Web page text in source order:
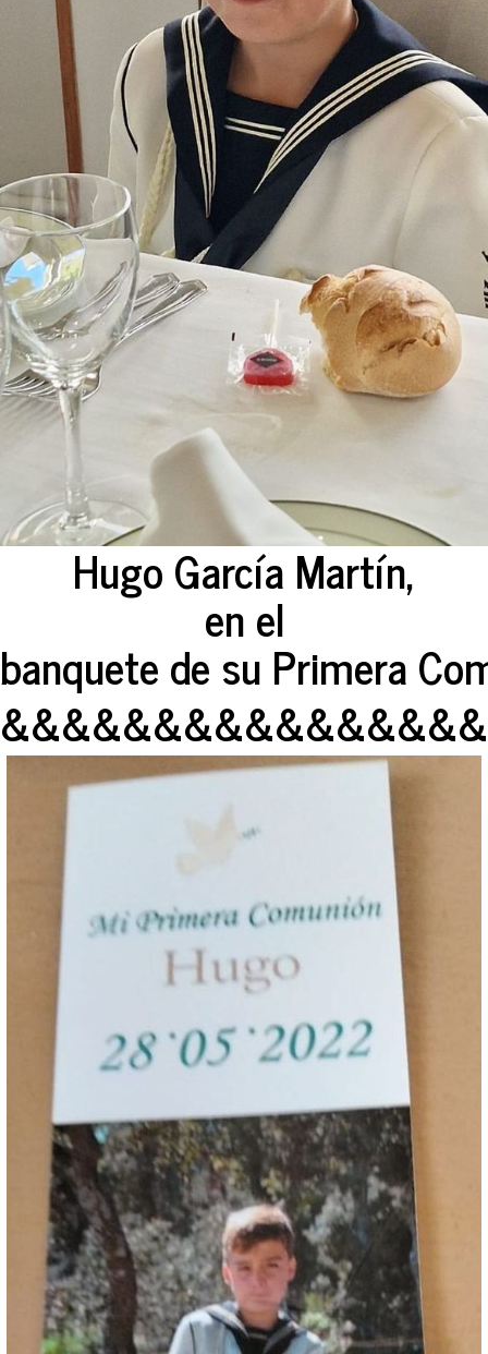
Hugo García Martín,
en el
banquete de su Primera
&&&&&&&&&&&&&&&&